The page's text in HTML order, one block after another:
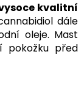
kvalitní
dále
oleje. Mast
pokožku před